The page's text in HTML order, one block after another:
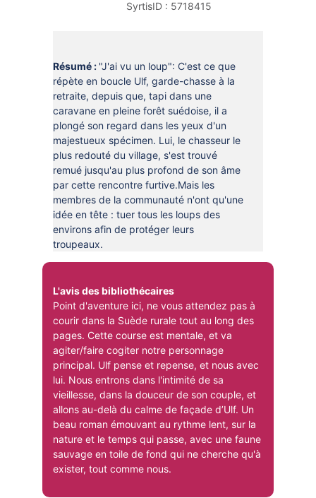
CRÉATHÈQUE
MAO - MUSIQUE ASSISTÉE PAR
ORDINATEUR
PORTAGE À DOMICILE
BOÎTES DE RETOUR 24H/24
POUR LES PROS
TOUS LES SERVICES
EN CAS DE RETARD
MON COMPTE LECTEUR
POUR LES PROS
SyrtisID : 5718415
Résumé : "J'ai vu un loup": C'est ce que
répète en boucle Ulf, garde-chasse à la
retraite, depuis que, tapi dans une
caravane en pleine forêt suédoise, il a
plongé son regard dans les yeux d'un
majestueux spécimen. Lui, le chasseur le
plus redouté du village, s'est trouvé
remué jusqu'au plus profond de son âme
par cette rencontre furtive.Mais les
membres de la communauté n'ont qu'une
idée en tête : tuer tous les loups des
environs afin de protéger leurs
troupeaux.
L'avis des bibliothécaires
Point d'aventure ici, ne vous attendez pas à
courir dans la Suède rurale tout au long des
pages. Cette course est mentale, et va
agiter/faire cogiter notre personnage
principal. Ulf pense et repense, et nous avec
lui. Nous entrons dans l'intimité de sa
vieillesse, dans la douceur de son couple, et
allons au-delà du calme de façade d’Ulf. Un
beau roman émouvant au rythme lent, sur la
nature et le temps qui passe, avec une faune
sauvage en toile de fond qui ne cherche qu'à
exister, tout comme nous.